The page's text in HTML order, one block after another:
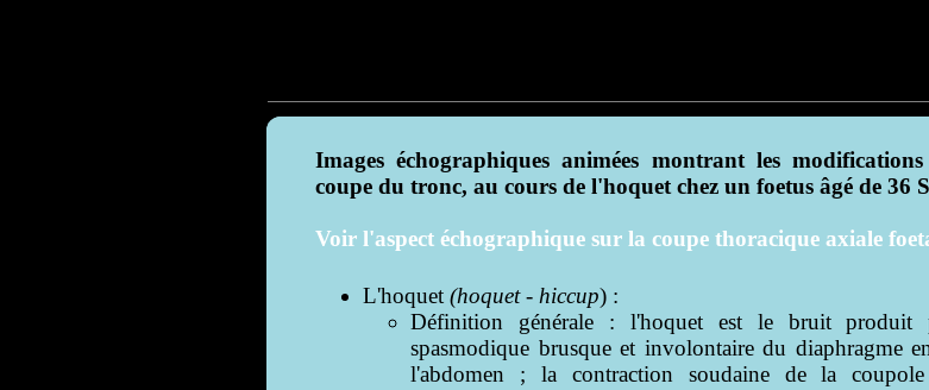
Images échographiques animées montrant les
coupe du tronc, au cours de l'hoquet chez un foetus âgé de 36
Voir l'aspect échographique sur la coupe thoracique axiale
L'hoquet (hoquet - hiccup) :
Définition générale : l'hoquet est le bruit produit
spasmodique brusque et involontaire du diaphragme
l'abdomen ; la contraction soudaine de la